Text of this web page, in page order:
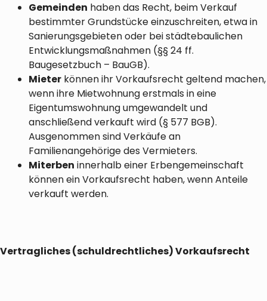
Gemeinden haben das Recht, beim Verkauf
bestimmter Grundstücke einzuschreiten, etwa in
Sanierungsgebieten oder bei städtebaulichen
Entwicklungsmaßnahmen (§§ 24 ff.
Baugesetzbuch – BauGB).
Mieter können ihr Vorkaufsrecht geltend machen,
wenn ihre Mietwohnung erstmals in eine
Eigentumswohnung umgewandelt und
anschließend verkauft wird (§ 577 BGB).
Ausgenommen sind Verkäufe an
Familienangehörige des Vermieters.
Miterben innerhalb einer Erbengemeinschaft
können ein Vorkaufsrecht haben, wenn Anteile
verkauft werden.
Vertragliches (schuldrechtliches) Vorkaufsrecht